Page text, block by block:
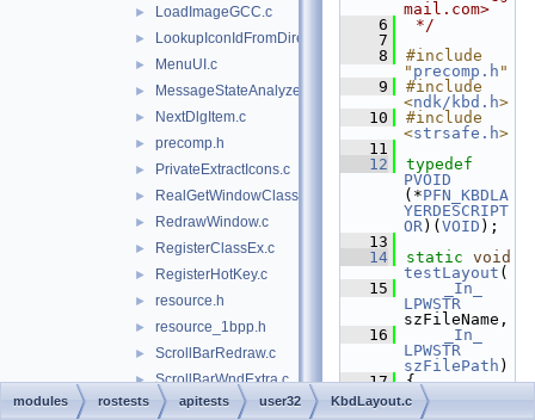
► LoadImageGCC.c
► LookupIconIdFromDirectoryEx.c
► MenuUI.c
► MessageStateAnalyzer.c
► NextDlgItem.c
► precomp.h
► PrivateExtractIcons.c
► RealGetWindowClass.c
► RedrawWindow.c
► RegisterClassEx.c
► RegisterHotKey.c
► resource.h
► resource_1bpp.h
► ScrollBarRedraw.c
► ScrollBarWndExtra.c
► ScrollDC.c
mail.com>
    6
*/
    7
    8
#include
" precomp.h "
    9
#include
<ndk/kbd.h>
   10
#include
<strsafe.h>
   11
   12
typedef
PVOID
(*PFN_KBDLA
YERDESCRIPT
OR)( VOID );
   13
   14
static void
testLayout (
   15
_In_
LPWSTR
szFileName,
   16
_In_
LPWSTR
szFilePath )
   17
{
   18
hModule
modules rostests apitests user32 KbdLayout.c